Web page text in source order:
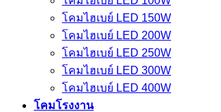
โคมไฮเบย์ LED 150W
โคมไฮเบย์ LED 200W
โคมไฮเบย์ LED 250W
โคมไฮเบย์ LED 300W
โคมไฮเบย์ LED 400W
โคมโรงงาน